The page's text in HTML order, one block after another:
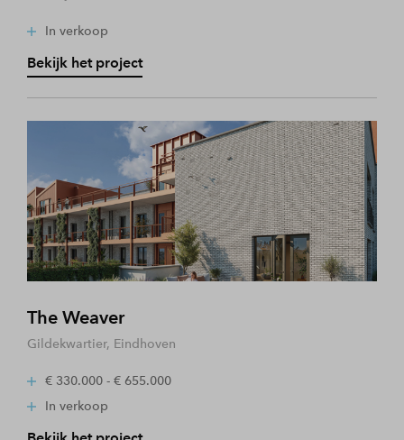
In verkoop
Bekijk het project
The Weaver
Gildekwartier, Eindhoven
€ 330.000 - € 655.000
In verkoop